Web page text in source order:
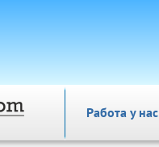
Работа у нас